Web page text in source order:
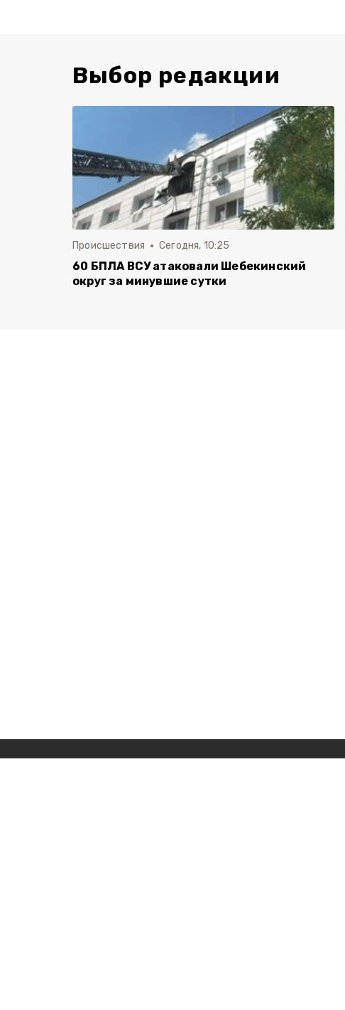
Выбор редакции
Происшествия Сегодня, 10:25
60 БПЛА ВСУ атаковали Шебекинский
округ за минувшие сутки